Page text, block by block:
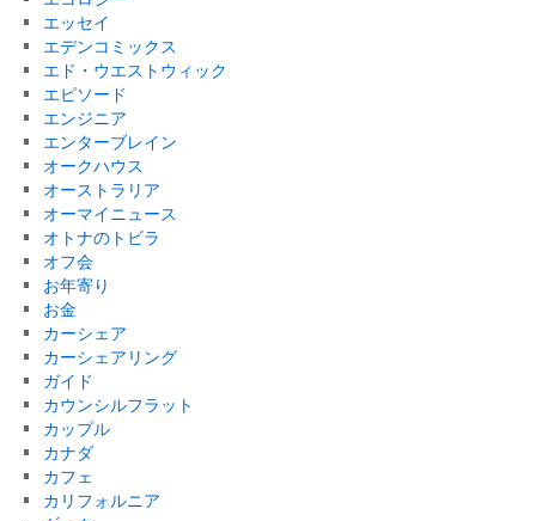
エッセイ
エデンコミックス
エド・ウエストウィック
エピソード
エンジニア
エンターブレイン
オークハウス
オーストラリア
オーマイニュース
オトナのトビラ
オフ会
お年寄り
お金
カーシェア
カーシェアリング
ガイド
カウンシルフラット
カップル
カナダ
カフェ
カリフォルニア